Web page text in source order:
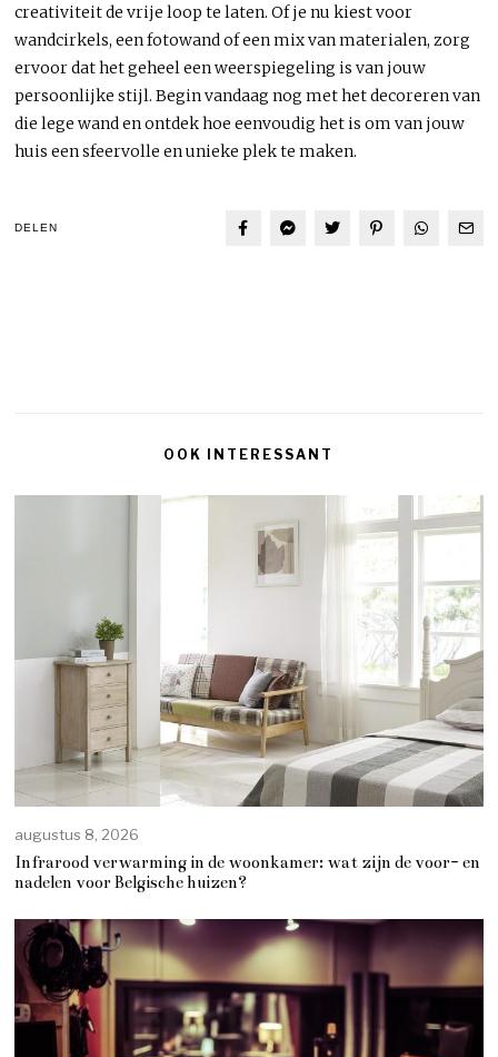
creativiteit de vrije loop te laten. Of je nu kiest voor
wandcirkels, een fotowand of een mix van materialen, zorg
ervoor dat het geheel een weerspiegeling is van jouw
persoonlijke stijl. Begin vandaag nog met het decoreren van
die lege wand en ontdek hoe eenvoudig het is om van jouw
huis een sfeervolle en unieke plek te maken.
DELEN
OOK INTERESSANT
augustus 8, 2026
Infrarood verwarming in de woonkamer: wat zijn de voor- en
nadelen voor Belgische huizen?